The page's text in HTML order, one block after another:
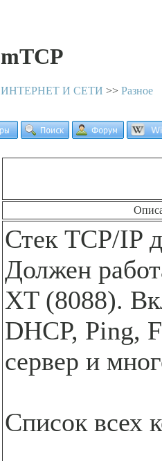
mTCP
ИНТЕРНЕТ И СЕТИ >> Разное
Стек TCP/IP
Должен
XT (8088).
DHCP, Ping,
сервер и
Список всех